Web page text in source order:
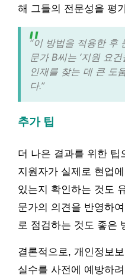
해 그들의 전문성을 평
“이 방법을 적용한 후
문가 B씨는 ‘지원 요
인재를 찾는 데 큰 도
다.”
추가 팁
더 나은 결과를 위한 팁
지원자가 실제로 현업
있는지 확인하는 것도
문가의 의견을 반영하
로 점검하는 것도 좋은
결론적으로, 개인정보
실수를 사전에 예방하